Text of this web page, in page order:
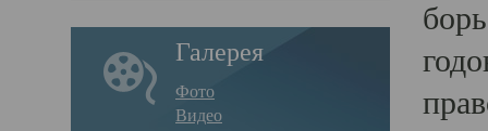
Галерея
Фото
Видео